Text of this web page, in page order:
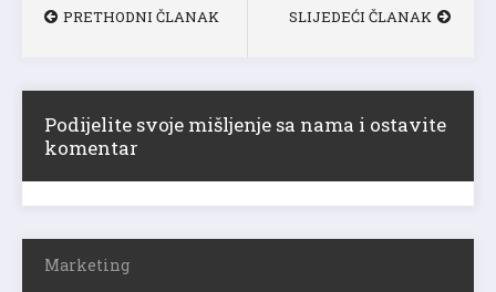
PRETHODNI ČLANAK SLIJEDEĆI ČLANAK
Podijelite svoje mišljenje sa nama i ostavite
komentar
Marketing